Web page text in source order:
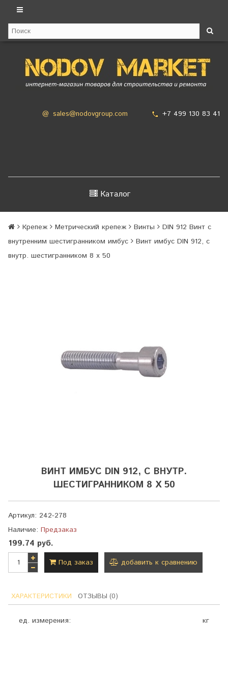
@ sales@nodovgroup.com +7 499 130 83 41
Каталог
Крепеж Метрический крепеж Винты
DIN 912 Винт с
внутренним шестигранником имбус
Винт имбус DIN 912, с
внутр. шестигранником 8 х 50
ВИНТ ИМБУС DIN 912, С ВНУТР.
ШЕСТИГРАННИКОМ 8 Х 50
Артикул: 242-278
Наличие: Предзаказ
199.74 руб.
Под заказ добавить к сравнению
ХАРАКТЕРИСТИКИ ОТЗЫВЫ (0)
ед. измерения: кг